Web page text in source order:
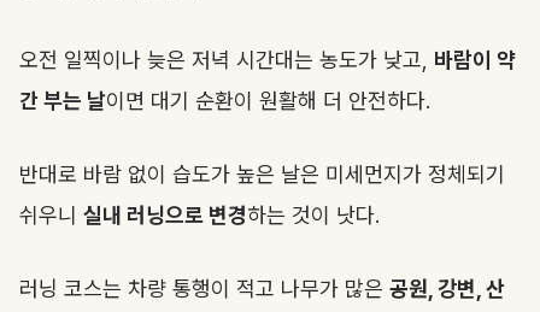
오전 일찍이나 늦은 저녁 시간대는 농도가 낮고, 바람이 약
간 부는 날이면 대기 순환이 원활해 더 안전하다.
반대로 바람 없이 습도가 높은 날은 미세먼지가 정체되기
쉬우니 실내 러닝으로 변경하는 것이 낫다.
러닝 코스는 차량 통행이 적고 나무가 많은 공원, 강변, 산